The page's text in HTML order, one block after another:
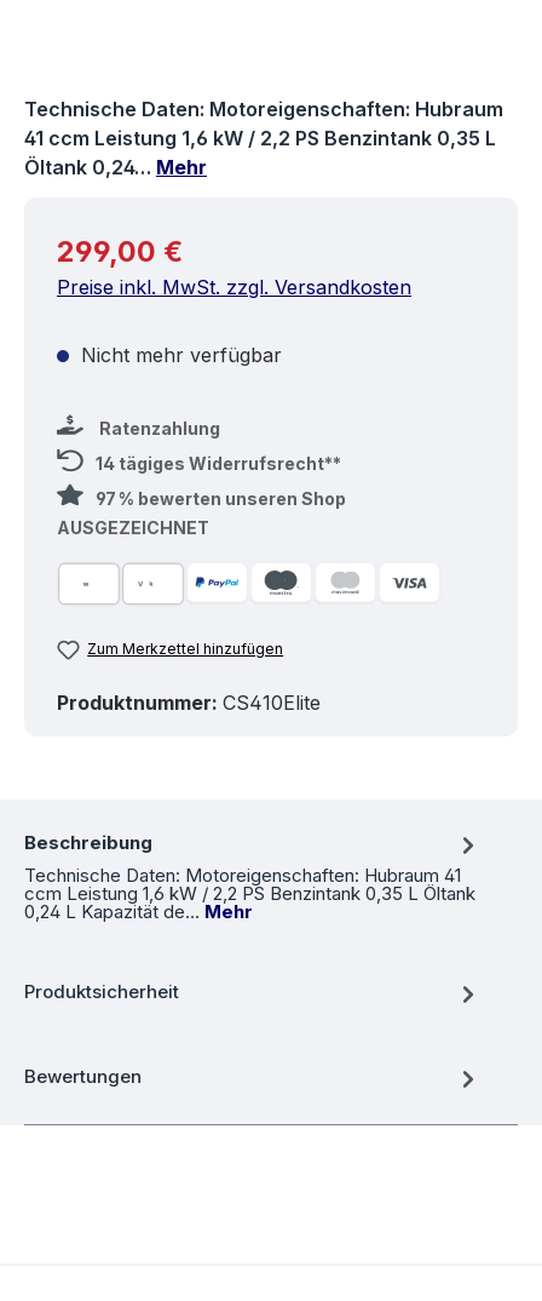
Technische Daten: Motoreigenschaften: Hubraum
41 ccm Leistung 1,6 kW / 2,2 PS Benzintank 0,35 L
Öltank 0,24… Mehr
Regulärer Preis:
299,00 €
Preise inkl. MwSt. zzgl. Versandkosten
Nicht mehr verfügbar
Ratenzahlung
14 tägiges Widerrufsrecht**
97 % bewerten unseren Shop
AUSGEZEICHNET
Zum Merkzettel hinzufügen
Produktnummer: CS410Elite
Beschreibung
Technische Daten: Motoreigenschaften: Hubraum 41
ccm Leistung 1,6 kW / 2,2 PS Benzintank 0,35 L Öltank
0,24 L Kapazität de… Mehr
Produktsicherheit
Bewertungen